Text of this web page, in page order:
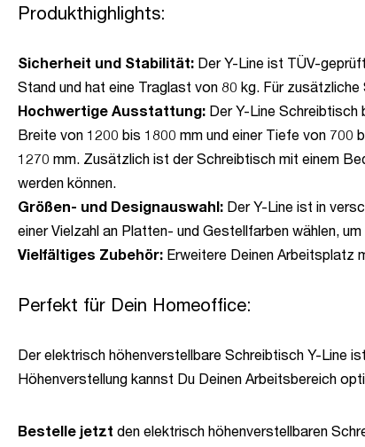
Produkthighlights:
Sicherheit und Stabilität: Der Y-Line ist TÜV-
Stand und hat eine Traglast von 80 kg. Für
Hochwertige Ausstattung: Der Y-Line
Breite von 1200 bis 1800 mm und einer Tiefe von
1270 mm. Zusätzlich ist der Schreibtisch mit einem
werden können.
Größen- und Designauswahl: Der Y-Line ist in
einer Vielzahl an Platten- und Gestellfarben wählen,
Vielfältiges Zubehör: Erweitere Deinen Arbeitsplatz
Perfekt für Dein Homeoffice:
Der elektrisch höhenverstellbare Schreibtisch Y-Line
Höhenverstellung kannst Du Deinen Arbeitsbereich
Bestelle jetzt den elektrisch höhenverstellbaren